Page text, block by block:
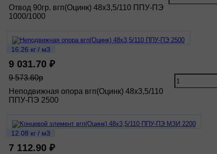
Отвод 90гр. вгп(Оцинк) 48х3,5/110 ППУ-ПЭ
1000/1000
16.26 кг / м3
9 031.70 ₽
9 573.60р
Неподвижная опора вгп(Оцинк) 48х3,5/110
ППУ-ПЭ 2500
12.08 кг / м3
7 112.90 ₽